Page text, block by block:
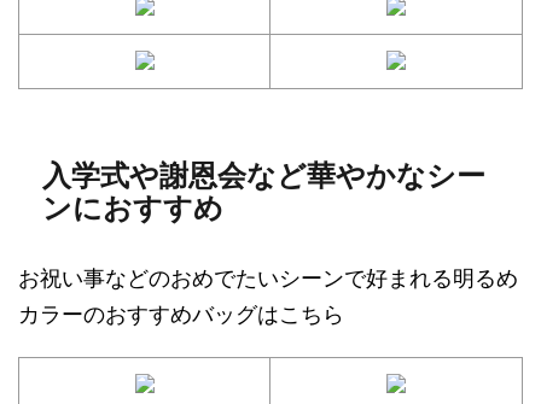
入学式や謝恩会など華やかなシー
ンにおすすめ
お祝い事などのおめでたいシーンで好まれる明るめ
カラーのおすすめバッグはこちら